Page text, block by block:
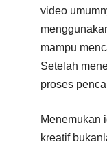
video
mampu
Setelah
proses
Menemukan
kreatif